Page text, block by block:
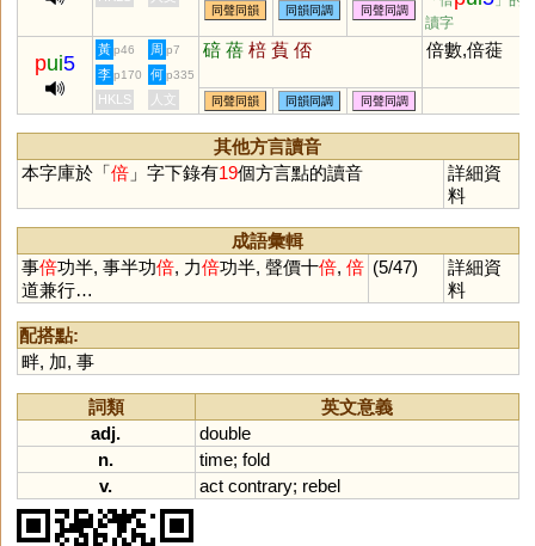
同聲同韻 同韻同調 同聲同調
讀字
pui5
黃 p46 周 p7 碚 蓓 棓 萯 俖 倍數,倍蓰
李 p170 何 p335
HKLS 人文 同聲同韻 同韻同調 同聲同調
其他方言讀音
本字庫於「倍」字下錄有19個方言點的讀音
詳細資
料
成語彙輯
事倍功半, 事半功倍, 力倍功半, 聲價十倍, 倍
道兼行…
(5/47)
詳細資
料
配搭點:
畔, 加, 事
詞類
英文意義
adj.
double
n.
time; fold
v.
act contrary; rebel